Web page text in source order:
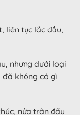
liên tục lắc đầu,
nhưng dưới loại
đã không có gì
nửa trận đấu